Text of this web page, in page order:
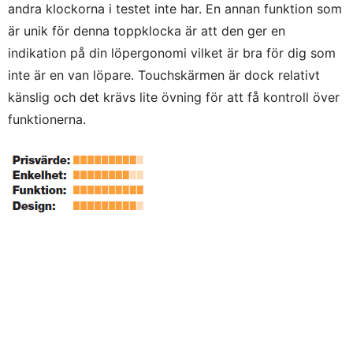
andra klockorna i testet inte har. En annan funktion som
är unik för denna toppklocka är att den ger en
indikation på din löpergonomi vilket är bra för dig som
inte är en van löpare. Touchskärmen är dock relativt
känslig och det krävs lite övning för att få kontroll över
funktionerna.